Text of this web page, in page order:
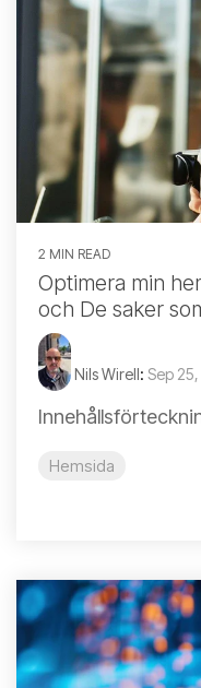
2 MIN READ
Optimera min
och De saker
Nils Wirell: Sep
Hemsida